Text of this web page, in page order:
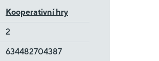
Kooperativní hry
2
634482704387